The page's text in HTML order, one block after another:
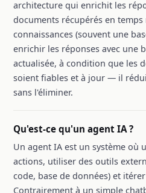
architecture qui enrichit les
documents récupérés en
connaissances (souvent une
enrichir les réponses avec une
actualisée, à condition que les
soient fiables et à jour — il
sans l'éliminer.
Qu'est-ce qu'un agent IA ?
Un agent IA est un système où
actions, utiliser des outils
code, base de données) et
Contrairement à un simple